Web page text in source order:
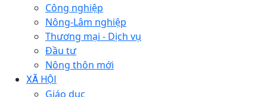
Công nghiệp
Nông-Lâm nghiệp
Thương mại - Dịch vụ
Đầu tư
Nông thôn mới
XÃ HỘI
Giáo dục